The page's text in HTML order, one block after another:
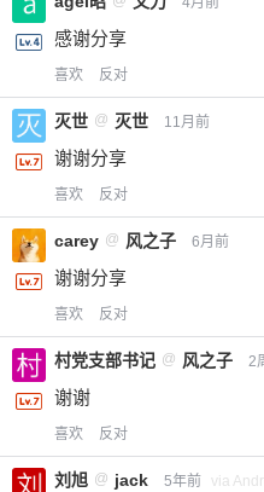
感谢分享
喜欢 反对
灭世 @ 灭世 11月前
谢谢分享
喜欢 反对
carey @ 风之子 6月前
谢谢分享
喜欢 反对
村党支部书记 @ 风之子 2
谢谢
喜欢 反对
刘旭 @ jack 5年前 via